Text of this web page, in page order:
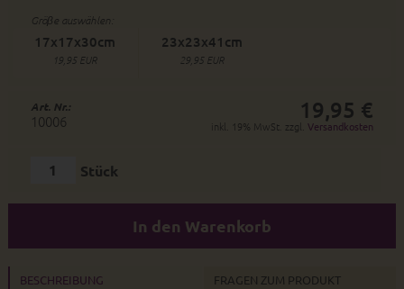
Gröβe auswählen:
17x17x30cm
19,95 EUR
23x23x41cm
29,95 EUR
Art. Nr.:
10006 19,95 €
inkl. 19% MwSt. zzgl.Versandkosten
Stück
In den Warenkorb
BESCHREIBUNG FRAGEN ZUM PRODUKT